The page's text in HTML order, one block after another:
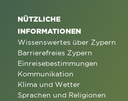
NÜTZLICHE
INFORMATIONEN
Wissenswertes über Zypern
Barrierefreies Zypern
Einreisebestimmungen
Kommunikation
Klima und Wetter
Sprachen und Religionen